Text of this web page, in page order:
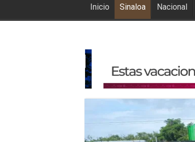
Inicio Sinaloa Nacional